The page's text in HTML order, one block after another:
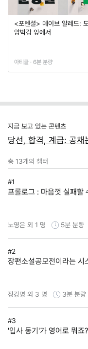
<포텐셜> 데이브 알레드:
압박감 앞에서
아티클 · 6분 분량
지금 보고 있는 콘텐츠
당선, 합격, 계급: 공채
총 13개의 챕터
#1
프롤로그 : 마음껏 실패할
노영은 외 1 명 5분 분량
#2
장편소설공모전이라는 시
장강명 외 3 명 3분 분량
#3
'입사 동기'가 영어로 뭐죠?